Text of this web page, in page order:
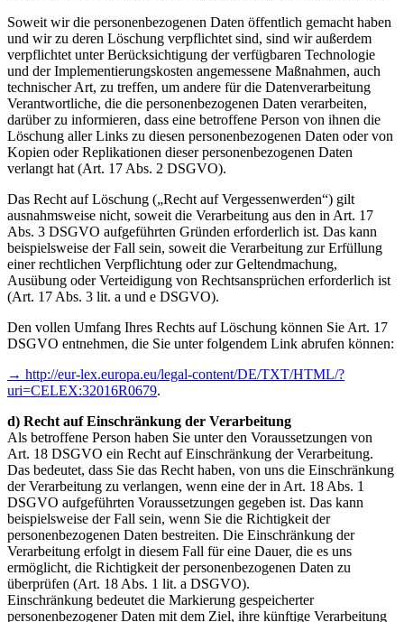
Soweit wir die personenbezogenen Daten öffentlich gemacht haben
und wir zu deren Löschung verpflichtet sind, sind wir außerdem
verpflichtet unter Berücksichtigung der verfügbaren Technologie
und der Implementierungskosten angemessene Maßnahmen, auch
technischer Art, zu treffen, um andere für die Datenverarbeitung
Verantwortliche, die die personenbezogenen Daten verarbeiten,
darüber zu informieren, dass eine betroffene Person von ihnen die
Löschung aller Links zu diesen personenbezogenen Daten oder von
Kopien oder Replikationen dieser personenbezogenen Daten
verlangt hat (Art. 17 Abs. 2 DSGVO).
Das Recht auf Löschung („Recht auf Vergessenwerden“) gilt
ausnahmsweise nicht, soweit die Verarbeitung aus den in Art. 17
Abs. 3 DSGVO aufgeführten Gründen erforderlich ist. Das kann
beispielsweise der Fall sein, soweit die Verarbeitung zur Erfüllung
einer rechtlichen Verpflichtung oder zur Geltendmachung,
Ausübung oder Verteidigung von Rechtsansprüchen erforderlich ist
(Art. 17 Abs. 3 lit. a und e DSGVO).
Den vollen Umfang Ihres Rechts auf Löschung können Sie Art. 17
DSGVO entnehmen, die Sie unter folgendem Link abrufen können:
→ http://eur-lex.europa.eu/legal-content/DE/TXT/HTML/?
uri=CELEX:32016R0679.
d) Recht auf Einschränkung der Verarbeitung
Als betroffene Person haben Sie unter den Voraussetzungen von
Art. 18 DSGVO ein Recht auf Einschränkung der Verarbeitung.
Das bedeutet, dass Sie das Recht haben, von uns die Einschränkung
der Verarbeitung zu verlangen, wenn eine der in Art. 18 Abs. 1
DSGVO aufgeführten Voraussetzungen gegeben ist. Das kann
beispielsweise der Fall sein, wenn Sie die Richtigkeit der
personenbezogenen Daten bestreiten. Die Einschränkung der
Verarbeitung erfolgt in diesem Fall für eine Dauer, die es uns
ermöglicht, die Richtigkeit der personenbezogenen Daten zu
überprüfen (Art. 18 Abs. 1 lit. a DSGVO).
Einschränkung bedeutet die Markierung gespeicherter
personenbezogener Daten mit dem Ziel, ihre künftige Verarbeitung